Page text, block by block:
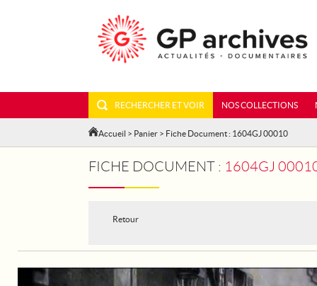
RECHERCHER ET VOIR NOS COLLECTIONS
Accueil > Panier > Fiche Document : 1604GJ 00010
FICHE DOCUMENT : 1604GJ 00010 -
Retour